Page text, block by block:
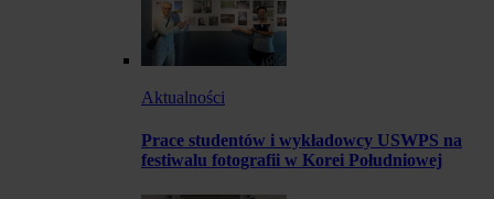
Aktualności
Prace studentów i wykładowcy USWPS na
festiwalu fotografii w Korei Południowej